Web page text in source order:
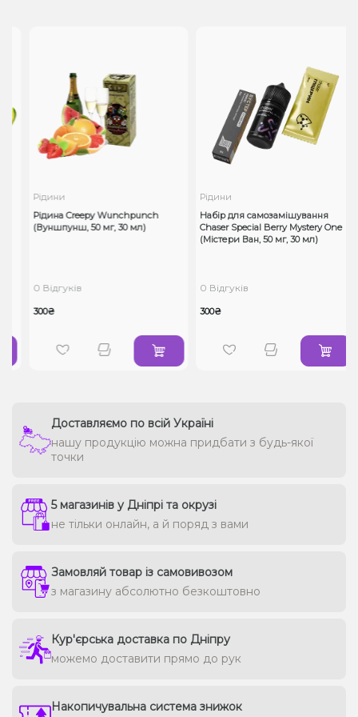
Рідини
Рідина Creepy Wunchpunch
(Вуншпунш, 50 мг, 30 мл)
0 Відгуків
300₴
Рідини
Набір для самозамішування
Chaser Special Berry Mystery One
(Містери Ван, 50 мг, 30 мл)
0 Відгуків
300₴
Доставляємо по всій Україні
нашу продукцію можна придбати з будь-якої
точки
5 магазинів у Дніпрі та окрузі
не тільки онлайн, а й поряд з вами
Замовляй товар із самовивозом
з магазину абсолютно безкоштовно
Кур'єрська доставка по Дніпру
можемо доставити прямо до рук
Накопичувальна система знижок